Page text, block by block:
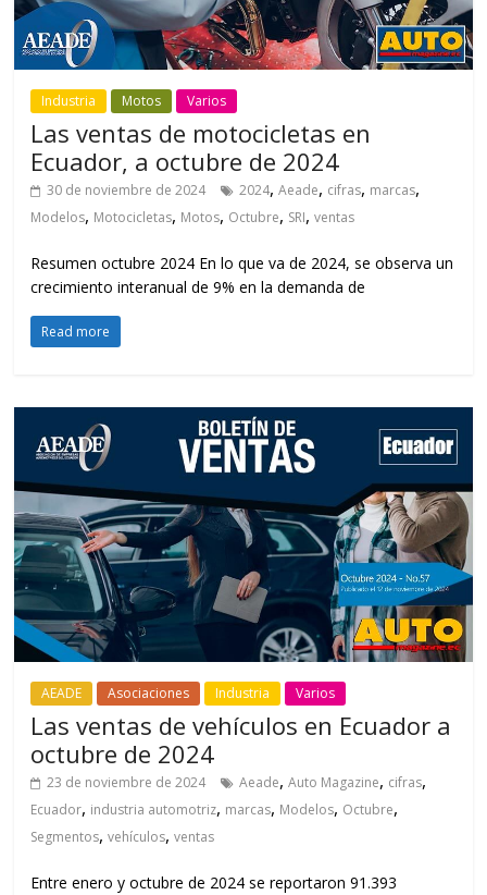
Industria Motos Varios
Las ventas de motocicletas en
Ecuador, a octubre de 2024
30 de noviembre de 2024 2024,Aeade, cifras, marcas,
Modelos, Motocicletas, Motos, Octubre, SRI,ventas
Resumen octubre 2024 En lo que va de 2024, se observa un
crecimiento interanual de 9% en la demanda de
Read more
AEADE Asociaciones Industria Varios
Las ventas de vehículos en Ecuador a
octubre de 2024
23 de noviembre de 2024 Aeade,Auto Magazine, cifras,
Ecuador, industria automotriz, marcas, Modelos, Octubre,
Segmentos,vehículos,ventas
Entre enero y octubre de 2024 se reportaron 91.393